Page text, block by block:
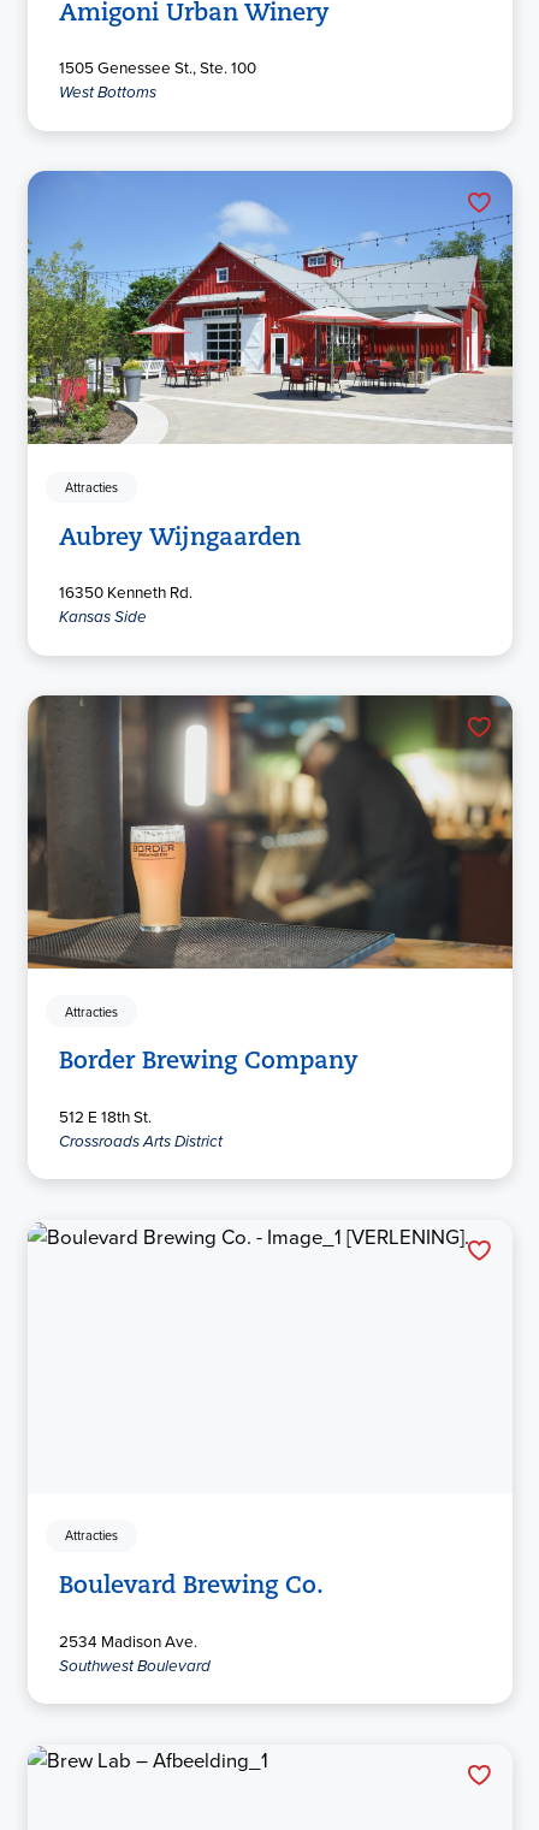
Amigoni Urban Winery
1505 Genessee St., Ste. 100
West Bottoms
Attracties
Aubrey Wijngaarden
16350 Kenneth Rd.
Kansas Side
Attracties
Border Brewing Company
512 E 18th St.
Crossroads Arts District
Attracties
Boulevard Brewing Co.
2534 Madison Ave.
Southwest Boulevard